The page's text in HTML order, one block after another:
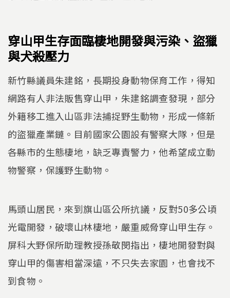
穿山甲生存面臨棲地開發與污染、盜獵
與犬殺壓力
新竹縣議員朱建銘，長期投身動物保育工作，得知
網路有人非法販售穿山甲，朱建銘調查發現，部分
外籍移工進入山區非法捕捉野生動物，形成一條新
的盜獵產業鏈。目前國家公園設有警察大隊，但是
各縣市的生態棲地，缺乏專責警力，他希望成立動
物警察，保護野生動物。
馬頭山居民，來到旗山區公所抗議，反對50多公頃
光電開發，破壞山林棲地，嚴重威脅穿山甲生存。
屏科大野保所助理教授孫敬閔指出，棲地開發對與
穿山甲的傷害相當深遠，不只失去家園，也會找不
到食物。